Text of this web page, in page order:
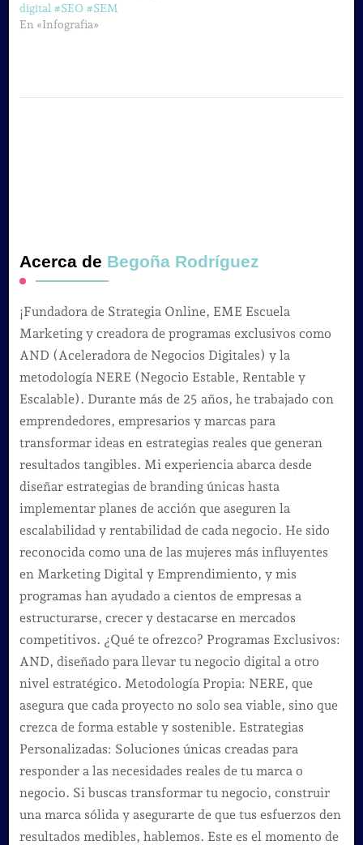
digital #SEO #SEM
En «Infografia»
Acerca de Begoña Rodríguez
¡Fundadora de Strategia Online, EME Escuela
Marketing y creadora de programas exclusivos como
AND (Aceleradora de Negocios Digitales) y la
metodología NERE (Negocio Estable, Rentable y
Escalable). Durante más de 25 años, he trabajado con
emprendedores, empresarios y marcas para
transformar ideas en estrategias reales que generan
resultados tangibles. Mi experiencia abarca desde
diseñar estrategias de branding únicas hasta
implementar planes de acción que aseguren la
escalabilidad y rentabilidad de cada negocio. He sido
reconocida como una de las mujeres más influyentes
en Marketing Digital y Emprendimiento, y mis
programas han ayudado a cientos de empresas a
estructurarse, crecer y destacarse en mercados
competitivos. ¿Qué te ofrezco? Programas Exclusivos:
AND, diseñado para llevar tu negocio digital a otro
nivel estratégico. Metodología Propia: NERE, que
asegura que cada proyecto no solo sea viable, sino que
crezca de forma estable y sostenible. Estrategias
Personalizadas: Soluciones únicas creadas para
responder a las necesidades reales de tu marca o
negocio. Si buscas transformar tu negocio, construir
una marca sólida y asegurarte de que tus esfuerzos den
resultados medibles, hablemos. Este es el momento de